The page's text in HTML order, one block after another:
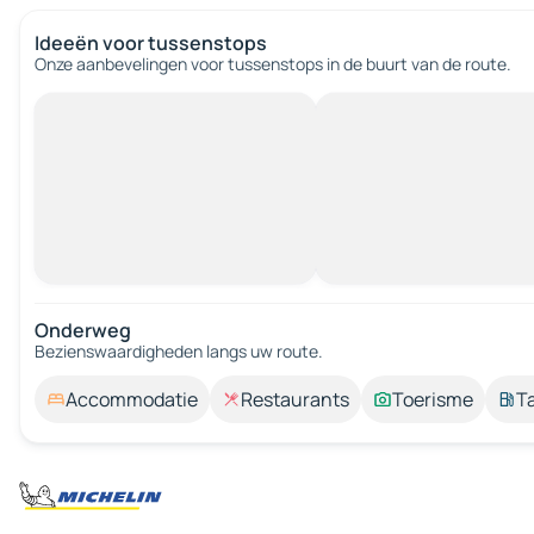
Ideeën voor tussenstops
Onze aanbevelingen voor tussenstops in de buurt van de route.
Onderweg
Bezienswaardigheden langs uw route.
Accommodatie Restaurants Toerisme